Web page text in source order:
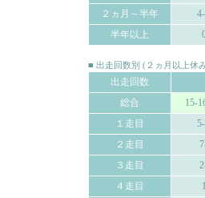
２ヵ月～半年
半年以上
■ 出走回数別 (２ヵ月以上休
出走回数
総合
15-
１走目
２走目
３走目
４走目